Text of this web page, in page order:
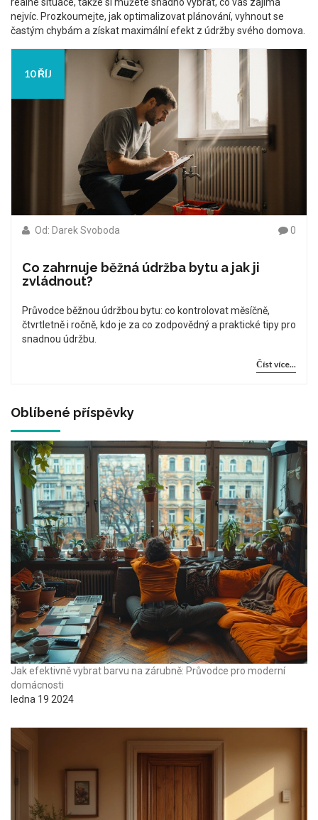
nejvíc. Prozkoumejte, jak optimalizovat plánování, vyhnout se
častým chybám a získat maximální efekt z údržby svého domova.
10 ŘÍJ
Od: Darek Svoboda 0
Co zahrnuje běžná údržba bytu a jak ji
zvládnout?
Průvodce běžnou údržbou bytu: co kontrolovat měsíčně,
čtvrtletně i ročně, kdo je za co zodpovědný a praktické tipy pro
snadnou údržbu.
Číst více...
Oblíbené příspěvky
Jak efektivně vybrat barvu na zárubně: Průvodce pro moderní
domácnosti
ledna 19 2024